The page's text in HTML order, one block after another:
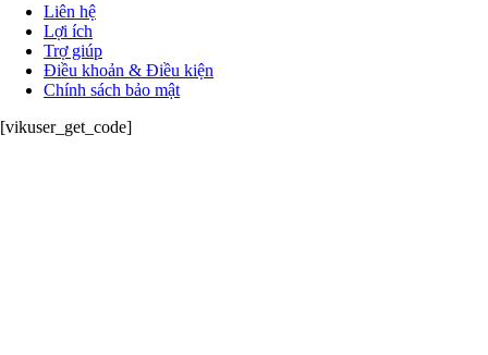
Liên hệ
Lợi ích
Trợ giúp
Điều khoản & Điều kiện
Chính sách bảo mật
[vikuser_get_code]